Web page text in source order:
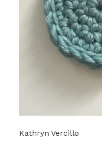
Kathryn Vercillo